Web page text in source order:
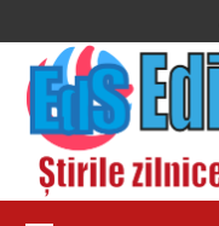
to
content